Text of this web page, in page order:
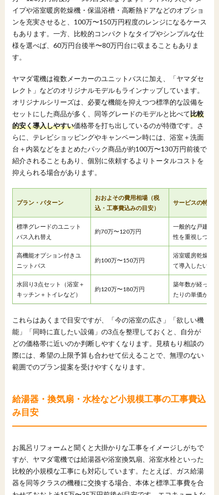
イプや浴室暖房乾燥機・保温浴槽・高断熱ドアなどのオプショ
ンを充実させると、100万〜150万円程度のレンジになるケース
もあります。一方、比較的コンパクトなタイプやシンプルな仕
様を選べば、60万円台後半〜80万円台に収まることもありま
す。
ヤマダ電機は複数メーカーのユニットバスに加え、「ヤマダセ
レクト」などのオリジナルモデルもラインナップしています。
オリジナルシリーズは、必要な機能を抑えつつ標準的な設備を
セットにした商品が多く、同等グレードのモデルと比べて比較
的安く導入しやすい価格帯を打ち出しているのが特徴です。さ
らに、テレビショッピングやキャンペーン時には、浴室＋洗面
台＋内装などをまとめたパック商品が約100万〜130万円前後で
紹介されることもあり、個別に依頼するよりトータルコストを
抑えられる場合があります。
プラン・パターン
おおよその費用相場（税
込・工事費込みの目安）
サービスの特徴
標準グレードのユニット
バス入れ替え
約70万〜120万円
一般的な戸建て
性を重視しつつ
高機能オプション付きユ
ニットバス
約100万〜150万円
浴室暖房乾燥機
て導入したい人
水回り3点セット（浴室＋
キッチン＋トイレなど）
約120万〜180万円
築年数が経った
たりの単価が下
これらはあくまで目安ですが、「今の浴室の広さ」「欲しい機
能」「同時に直したい設備」の3点を整理しておくと、自分が
どの価格帯に近いのか判断しやすくなります。見積もり相談の
際には、希望の上限予算も合わせて伝えることで、無理のない
範囲でのプラン提案を受けやすくなります。
給湯器・換気扇・水栓など小規模工事の工事費込
み目安
お風呂リフォームと聞くと大掛かりな工事をイメージしがちで
すが、ヤマダ電機では給湯器や浴室換気扇、浴室水栓といった
比較的小規模な工事にも対応しています。たとえば、ガス給湯
器を同等クラスの機種に交換する場合、本体と標準工事費を合